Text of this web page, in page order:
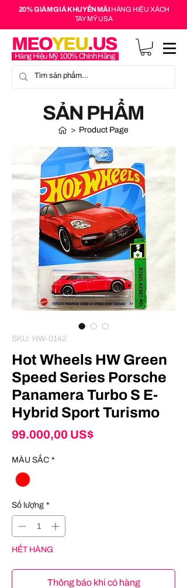
20% GIẢM GIÁ KHUYẾN MÃI HÀNG HIỆU XÁCH
TAY MỸ USA
MEOYEU.US
Hàng Hiệu Mỹ 100% Chính Hãng
SẢN PHẨM
> Product Page
SKU: HW-0142
Hot Wheels HW Green
Speed Series Porsche
Panamera Turbo S E-
Hybrid Sport Turismo
99.000,00 US$Giá
MÀU SẮC *
Số lượng *
HẾT HÀNG
Thông báo khi có hàng